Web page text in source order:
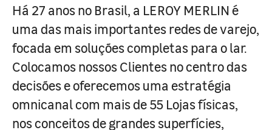
Há 27 anos no Brasil, a LEROY MERLIN é
uma das mais importantes redes de varejo,
focada em soluções completas para o lar.
Colocamos nossos Clientes no centro das
decisões e oferecemos uma estratégia
omnicanal com mais de 55 Lojas físicas,
nos conceitos de grandes superfícies,